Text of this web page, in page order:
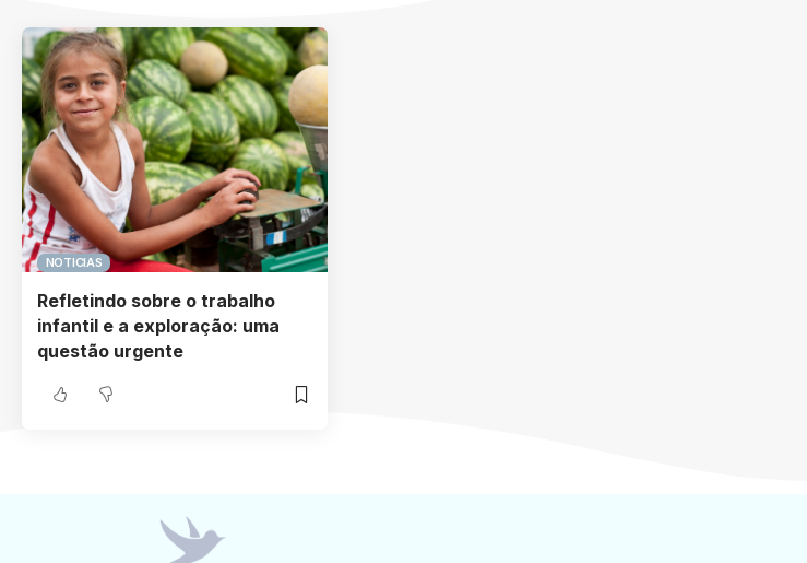
NOTICIAS
Refletindo sobre o trabalho
infantil e a exploração: uma
questão urgente